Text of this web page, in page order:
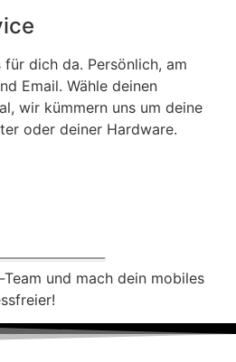
dich da. Persönlich, am
Email. Wähle deinen
wir kümmern uns um deine
oder deiner Hardware.
und mach dein mobiles